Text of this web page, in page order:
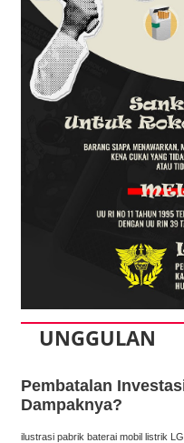
UNGGULAN
Pembatalan
Dampaknya?
ilustrasi pabrik baterai mobil listrik